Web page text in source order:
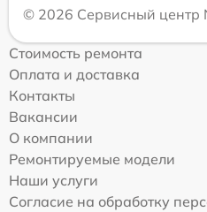
© 2026 Сервисный центр
Стоимость ремонта
Оплата и доставка
Контакты
Вакансии
О компании
Ремонтируемые модели
Наши услуги
Согласие на обработку